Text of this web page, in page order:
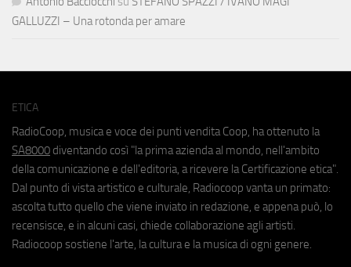
GALLUZZI – Una rotonda per amare
ETICA
RadioCoop, musica e voce dei punti vendita Coop, ha ottenuto la
SA8000 diventando così "la prima azienda al mondo, nell'ambito
della comunicazione e dell'editoria, a ricevere la Certificazione etica".
Dal punto di vista artistico e culturale, Radiocoop vanta un primato:
ascolta tutto quello che viene inviato in redazione, e appena può, lo
recensisce, e in alcuni casi, chiede collaborazione agli artisti.
Radiocoop sostiene l'arte, la cultura e la musica di ogni genere.